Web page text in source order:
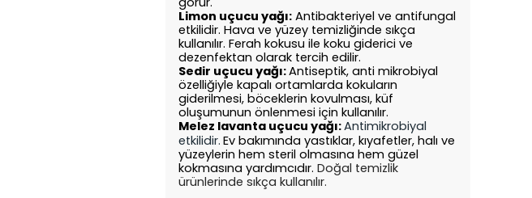
Limon uçucu yağı: Antibakteriyel ve antifungal
etkilidir. Hava ve yüzey temizliğinde sıkça
kullanılır. Ferah kokusu ile koku giderici ve
dezenfektan olarak tercih edilir.
Sedir uçucu yağı:Antiseptik, anti mikrobiyal
özelliğiyle kapalı ortamlarda kokuların
giderilmesi, böceklerin kovulması, küf
oluşumunun önlenmesi için kullanılır.
Melez lavanta uçucu yağı:Antimikrobiyal
etkilidir. Ev bakımında yastıklar, kıyafetler, halı ve
yüzeylerin hem steril olmasına hem güzel
kokmasına yardımcıdır. Doğal temizlik
ürünlerinde sıkça kullanılır.